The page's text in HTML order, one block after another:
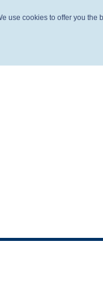
use cookies to offer you the